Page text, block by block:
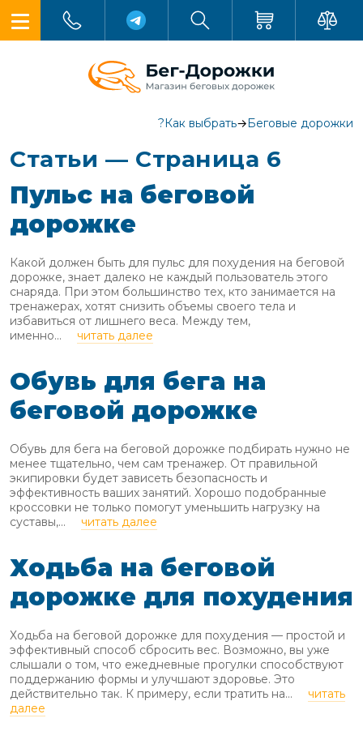
Беговые дорожки
→
Как выбрать?
Статьи — Страница 6
Пульс на беговой
дорожке
Какой должен быть для пульс для похудения на беговой
дорожке, знает далеко не каждый пользователь этого
снаряда. При этом большинство тех, кто занимается на
тренажерах, хотят снизить объемы своего тела и
избавиться от лишнего веса. Между тем,
именно...
читать далее
Обувь для бега на
беговой дорожке
Обувь для бега на беговой дорожке подбирать нужно не
менее тщательно, чем сам тренажер. От правильной
экипировки будет зависеть безопасность и
эффективность ваших занятий. Хорошо подобранные
кроссовки не только помогут уменьшить нагрузку на
суставы,...
читать далее
Ходьба на беговой
дорожке для похудения
Ходьба на беговой дорожке для похудения — простой и
эффективный способ сбросить вес. Возможно, вы уже
слышали о том, что ежедневные прогулки способствуют
поддержанию формы и улучшают здоровье. Это
действительно так. К примеру, если тратить на...
читать
далее